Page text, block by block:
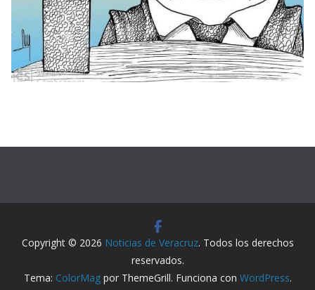
Copyright © 2026 Noticias de Veracruz. Todos los derechos
reservados.
Tema: ColorMagpor ThemeGrill. Funciona con WordPress.